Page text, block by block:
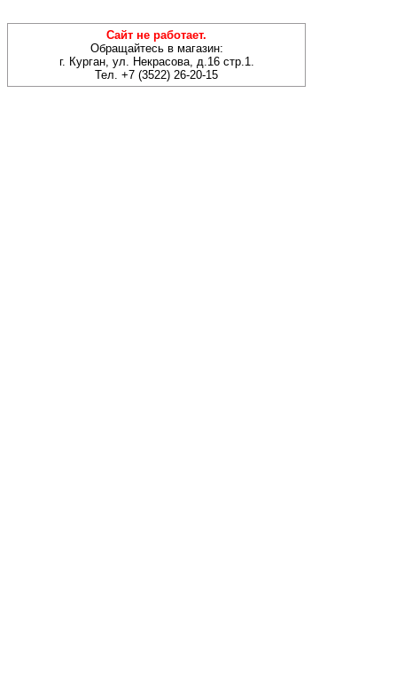
Сайт не работает.
Обращайтесь в магазин:
г. Курган, ул. Некрасова, д.16 стр.1.
Тел. +7 (3522) 26-20-15